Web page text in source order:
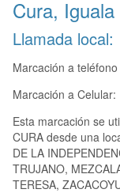
Cura,
Llamada local:
Marcación a
Marcación a
Esta marcación se
CURA desde una
DE LA
TRUJANO,
TERESA,